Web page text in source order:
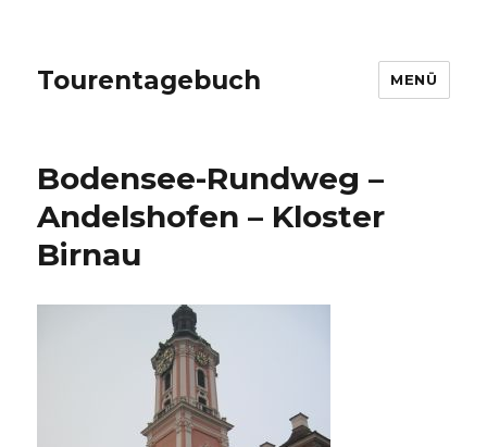
Tourentagebuch MENÜ
Bodensee-Rundweg –
Andelshofen – Kloster
Birnau